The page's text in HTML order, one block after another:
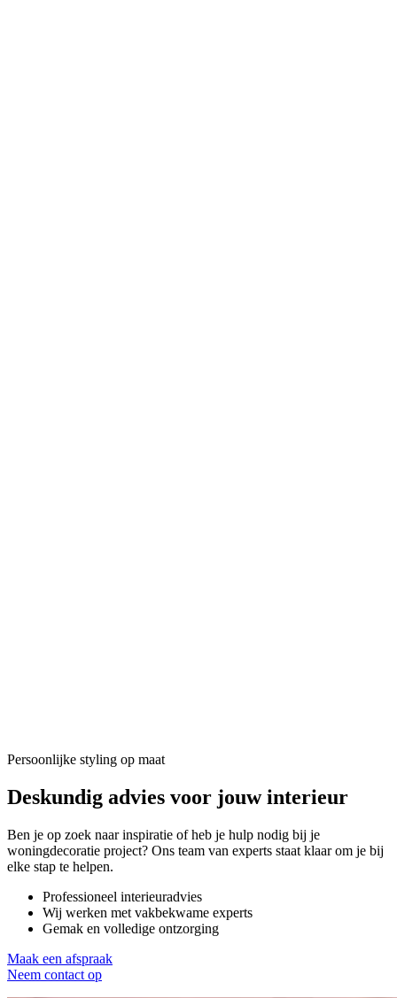
Persoonlijke styling op maat
Deskundig advies voor jouw interieur
Ben je op zoek naar inspiratie of heb je hulp nodig bij je
woningdecoratie project? Ons team van experts staat klaar om je bij
elke stap te helpen.
Professioneel interieuradvies
Wij werken met vakbekwame experts
Gemak en volledige ontzorging
Maak een afspraak
Neem contact op